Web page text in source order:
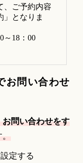
お問い合わせ
お問い合わせをす
定する